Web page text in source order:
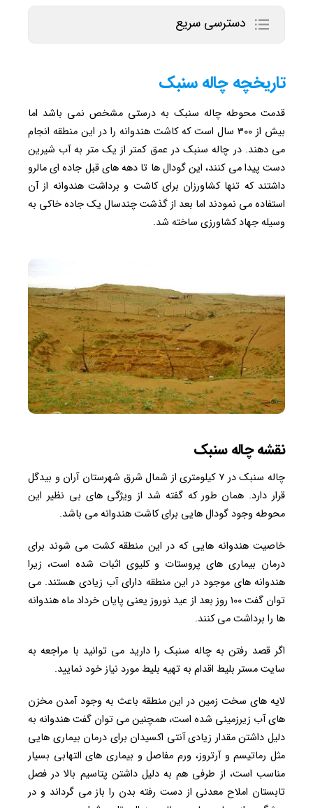
دسترسی سریع
تاریخچه چاله سنبک
قدمت محوطه چاله سنبک به درستی مشخص نمی باشد اما
بیش از ۳۰۰ سال است که کاشت هندوانه را در این منطقه انجام
می دهند. در چاله سنبک در عمق کمتر از یک متر به آب شیرین
دست پیدا می کنند، این گودال ها تا دهه های قبل جاده ای مالرو
داشتند که تنها کشاورزان برای کاشت و برداشت هندوانه از آن
استفاده می نمودند اما بعد از گذشت چندسال یک جاده خاکی به
وسیله جهاد کشاورزی ساخته شد.
نقشه چاله سنبک
چاله سنبک در ۷ کیلومتری از شمال شرق شهرستان آران و بیدگل
قرار دارد. همان طور که گفته شد از ویژگی های بی نظیر این
محوطه وجود گودال هایی برای کاشت هندوانه می باشد.
خاصیت هندوانه هایی که در این منطقه کشت می شوند برای
درمان بیماری های پروستات و کلیوی اثبات شده است، زیرا
هندوانه های موجود در این منطقه دارای آب زیادی هستند. می
توان گفت ۱۰۰ روز بعد از عید نوروز یعنی پایان خرداد ماه هندوانه
ها را برداشت می کنند.
اگر قصد رفتن به چاله سنبک را دارید می توانید با مراجعه به
سایت مستر بلیط اقدام به تهیه بلیط مورد نیاز خود نمایید.
لایه های سخت زمین در این منطقه باعث به وجود آمدن مخزن
های آب زیرزمینی شده است، همچنین می توان گفت هندوانه به
دلیل داشتن مقدار زیادی آنتی اکسیدان برای درمان بیماری هایی
مثل رماتیسم و آرتروز، ورم مفاصل و بیماری های التهابی بسیار
مناسب است، از طرفی هم به دلیل داشتن پتاسیم بالا در فصل
تابستان املاح معدنی از دست رفته بدن را باز می گرداند و در